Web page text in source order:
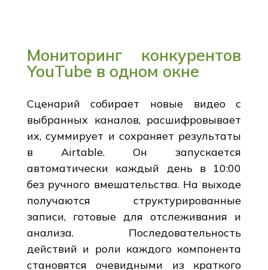
Мониторинг конкурентов
YouTube в одном окне
Сценарий собирает новые видео с
выбранных каналов, расшифровывает
их, суммирует и сохраняет результаты
в Airtable. Он запускается
автоматически каждый день в 10:00
без ручного вмешательства. На выходе
получаются структурированные
записи, готовые для отслеживания и
анализа. Последовательность
действий и роли каждого компонента
становятся очевидными из краткого